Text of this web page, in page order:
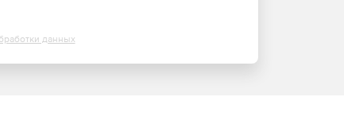
данных